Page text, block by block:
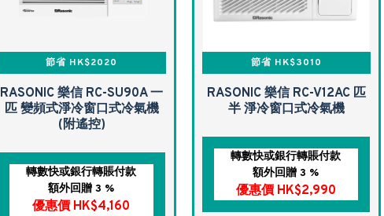
節省 HK$2020
RASONIC 樂信 RC-SU90A 一
匹 變頻式淨冷窗口式冷氣機
(附遙控)
轉數快或銀行轉賬付款
額外回贈 3 %
優惠價 HK$4,160
節省 HK$3010
RASONIC 樂信 RC-V12AC 匹
半 淨冷窗口式冷氣機
轉數快或銀行轉賬付款
額外回贈 3 %
優惠價 HK$2,990